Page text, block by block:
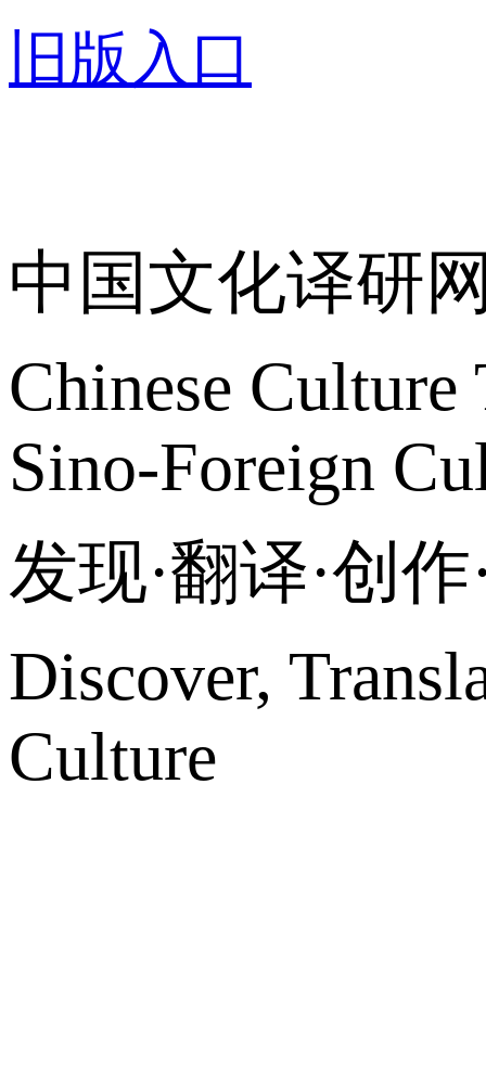
旧版入口
中国文化译研
Chinese
Sino-Foreign
发现·翻译·创
Discover,
Culture